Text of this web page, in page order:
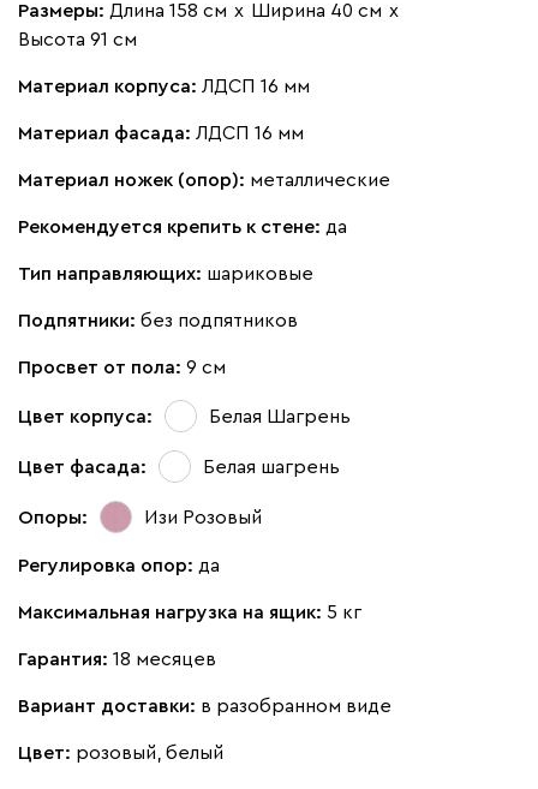
Размеры: Длина 158 см х Ширина 40 см х
Высота 91 см
Материал корпуса: ЛДСП 16 мм
Материал фасада: ЛДСП 16 мм
Материал ножек (опор): металлические
Рекомендуется крепить к стене: да
Тип направляющих: шариковые
Подпятники: без подпятников
Просвет от пола: 9 см
Цвет корпуса: Белая Шагрень
Цвет фасада: Белая шагрень
Опоры: Изи Розовый
Регулировка опор: да
Максимальная нагрузка на ящик: 5 кг
Гарантия: 18 месяцев
Вариант доставки: в разобранном виде
Цвет: розовый, белый